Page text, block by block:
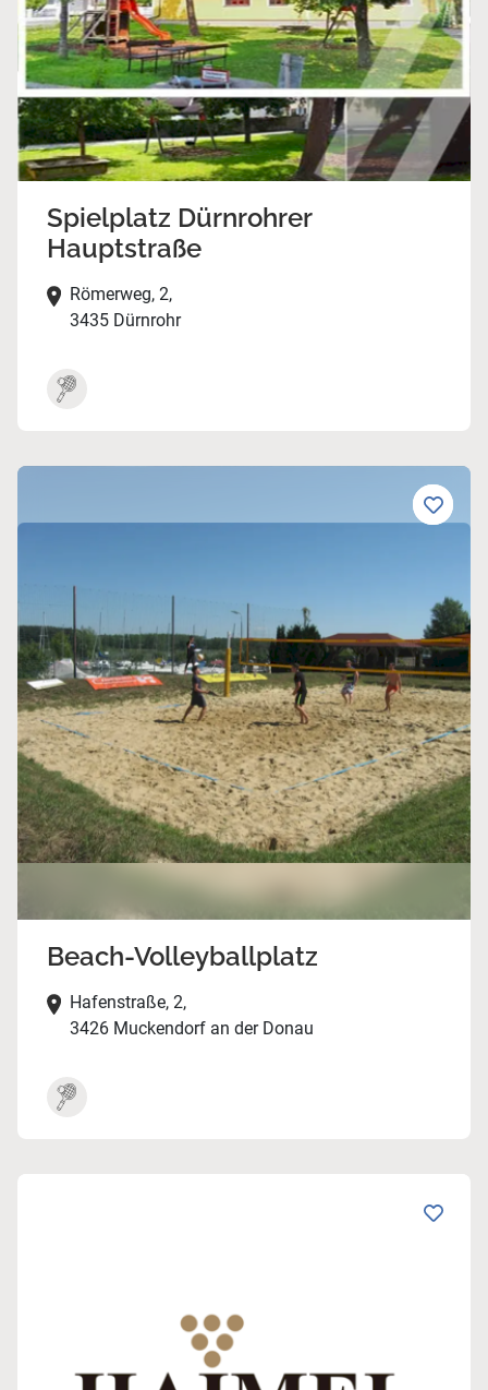
Spielplatz Dürnrohrer
Hauptstraße
Römerweg, 2,
3435 Dürnrohr
Beach-Volleyballplatz
Hafenstraße, 2,
3426 Muckendorf an der Donau